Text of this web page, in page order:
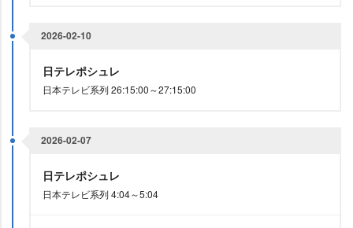
2026-02-10
日テレポシュレ
日本テレビ系列 26:15:00～27:15:00
2026-02-07
日テレポシュレ
日本テレビ系列 4:04～5:04